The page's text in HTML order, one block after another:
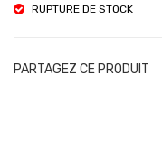
RUPTURE DE STOCK
PARTAGEZ CE PRODUIT